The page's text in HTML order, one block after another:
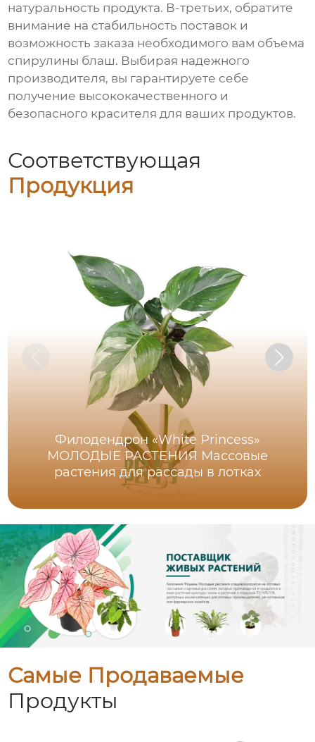
натуральность продукта. В-третьих, обратите
внимание на стабильность поставок и
возможность заказа необходимого вам объема
спирулины блаш. Выбирая надежного
производителя, вы гарантируете себе
получение высококачественного и
безопасного красителя для ваших продуктов.
Соответствующая
Продукция
Филодендрон «White Princess»
МОЛОДЫЕ РАСТЕНИЯ Массовые
растения для рассады в лотках
Самые Продаваемые
Продукты